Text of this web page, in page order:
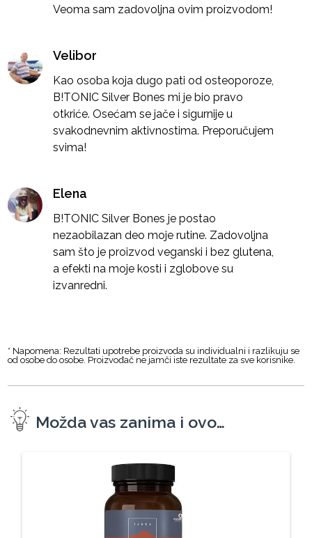
Veoma sam zadovoljna ovim proizvodom!
Velibor
Kao osoba koja dugo pati od osteoporoze,
B!TONIC Silver Bones mi je bio pravo
otkriće. Osećam se jače i sigurnije u
svakodnevnim aktivnostima. Preporučujem
svima!
Elena
B!TONIC Silver Bones je postao
nezaobilazan deo moje rutine. Zadovoljna
sam što je proizvod veganski i bez glutena,
a efekti na moje kosti i zglobove su
izvanredni.
* Napomena: Rezultati upotrebe proizvoda su individualni i razlikuju se
od osobe do osobe. Proizvođač ne jamči iste rezultate za sve korisnike.
Možda vas zanima i ovo…